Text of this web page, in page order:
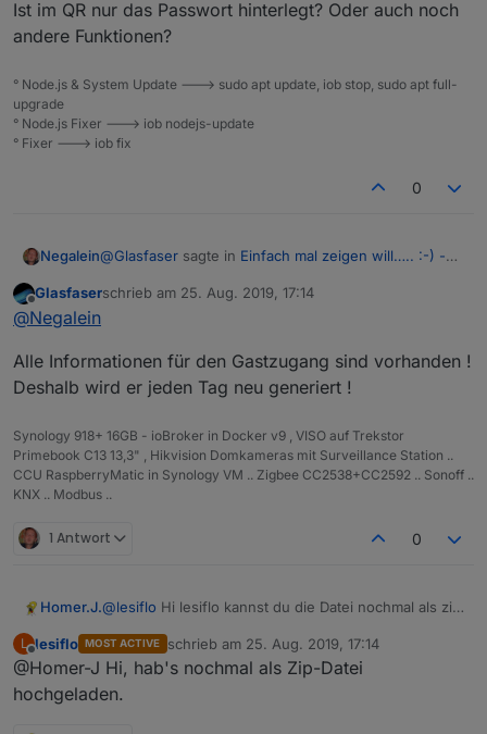
Widget :
Spoiler
Spoiler
Ist im QR nur das Passwort hinterlegt? Oder auch noch
andere Funktionen?
° Node.js & System Update ---> sudo apt update, iob stop, sudo apt full-
upgrade
° Node.js Fixer ---> iob nodejs-update
° Fixer ---> iob fix
0
Negalein@Glasfaser sagte in Einfach mal zeigen will….. :-) -
Wurde eigentlich nicht gefragt … aber meinst du
soetwas :
Danke, das ist cool!
Ist im QR nur das Passwort hinterlegt? Oder auch
Offline
Glasfaserschrieb am 25. Aug. 2019, 17:14
zuletzt editiert von
@Negalein
Alle Informationen für den Gastzugang sind vorhanden !
Deshalb wird er jeden Tag neu generiert !
Synology 918+ 16GB - ioBroker in Docker v9 , VISO auf Trekstor
Primebook C13 13,3" , Hikvision Domkameras mit Surveillance Station ..
CCU RaspberryMatic in Synology VM .. Zigbee CC2538+CC2592 .. Sonoff ..
KNX .. Modbus ..
1 Antwort 0
Homer.J.@lesiflo Hi lesiflo kannst du die Datei nochmal als zip
schon versucht umzuwandeln von rar auf eine zip
geht leider auch nicht.
Grüße
L
Offline
lesiflo MOST ACTIVE schrieb am 25. Aug. 2019, 17:14
zuletzt editiert von
@Homer-J Hi, hab's nochmal als Zip-Datei
hochgeladen.